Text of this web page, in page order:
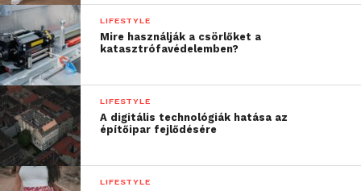
LIFESTYLE
Mire használják a csörlőket a
katasztrófavédelemben?
LIFESTYLE
A digitális technológiák hatása az
építőipar fejlődésére
LIFESTYLE